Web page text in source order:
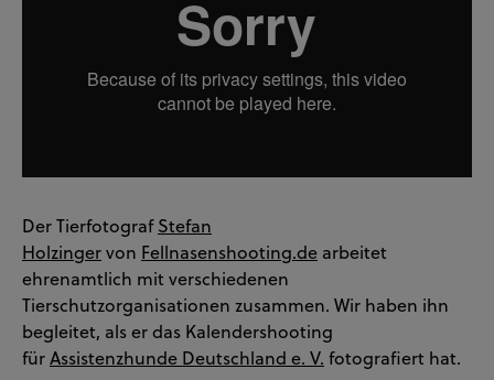
Der TierfotografStefan
Holzingervon Fellnasenshooting.de arbeitet
ehrenamtlich mit verschiedenen
Tierschutzorganisationen zusammen. Wir haben ihn
begleitet, als er das Kalendershooting
fürAssistenzhunde Deutschland e. V. fotografiert hat.